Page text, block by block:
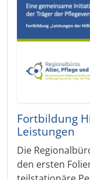
Fortbildung
Leistungen
Die
den ersten